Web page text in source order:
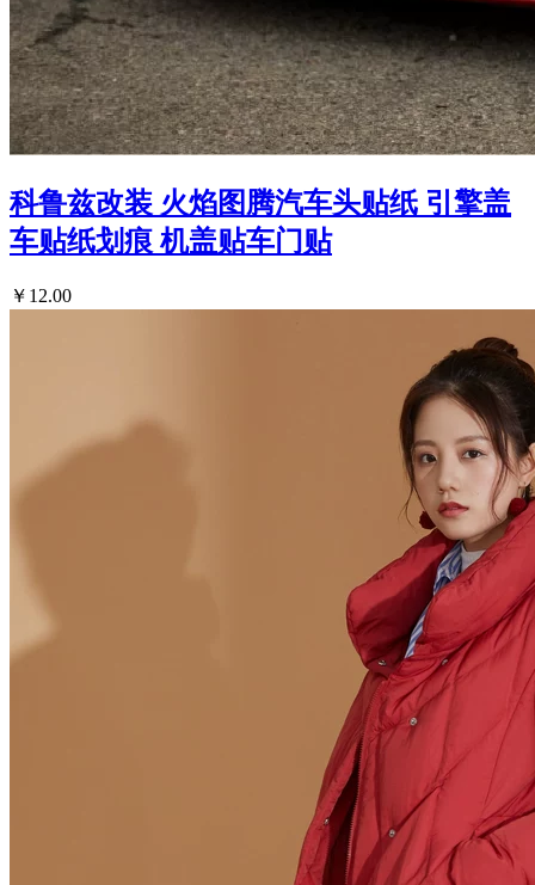
科鲁兹改装 火焰图腾汽车头贴纸 引擎盖
车贴纸划痕 机盖贴车门贴
￥12.00